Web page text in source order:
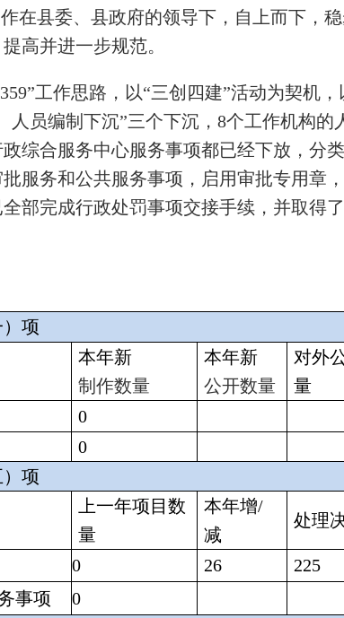
在县委、县政府的领导下，自上而下，
高并进一步规范。
工作思路，以“三创四建”活动为契机
人员编制下沉”三个下沉，8个工作机构
综合服务中心服务事项都已经下放，分
服务和公共服务事项，启用审批专用章
部完成行政处罚事项交接手续，并取得
项
本年新
制作数量
本年新
公开数量
对外
量
0
0
项
上一年项目数
量
本年增/
减
处理
0 26
225
事项
0